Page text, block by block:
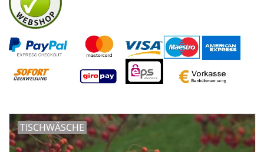
Plaids, Decken, Kissen
Mode & Accessoires
Edles aus Cashmere
Kinder
TISCHWÄSCHE